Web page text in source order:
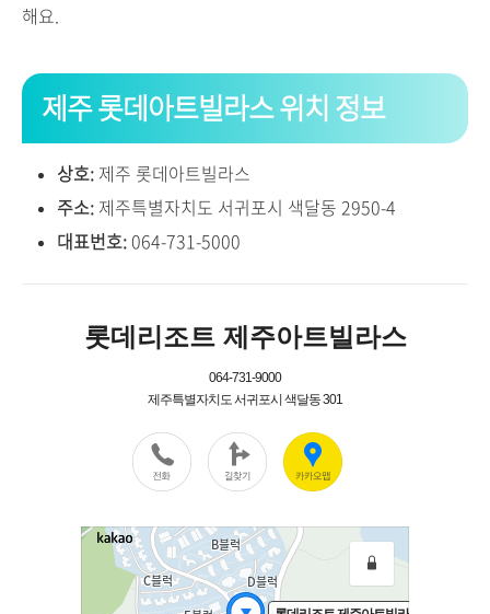
해요.
제주 롯데아트빌라스 위치 정보
상호: 제주 롯데아트빌라스
주소: 제주특별자치도 서귀포시 색달동 2950-4
대표번호:064-731-5000